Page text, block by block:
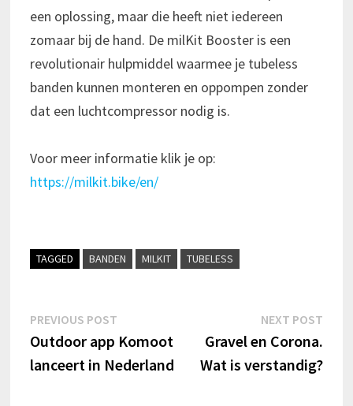
een oplossing, maar die heeft niet iedereen
zomaar bij de hand. De milKit Booster is een
revolutionair hulpmiddel waarmee je tubeless
banden kunnen monteren en oppompen zonder
dat een luchtcompressor nodig is.
Voor meer informatie klik je op:
https://milkit.bike/en/
TAGGED BANDEN MILKIT TUBELESS
Bericht
navigatie
PREVIOUS POSTPrevious
post:
Outdoor app Komoot
lanceert in Nederland
NEXT POST
Gravel en Corona.
Wat is verstandig?